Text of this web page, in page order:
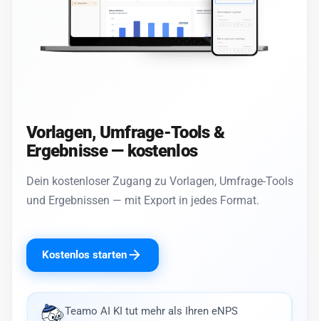
Vorlagen, Umfrage-Tools &
Ergebnisse — kostenlos
Dein kostenloser Zugang zu Vorlagen, Umfrage-Tools
und Ergebnissen — mit Export in jedes Format.
Kostenlos starten
Teamo AI KI tut mehr als Ihren eNPS